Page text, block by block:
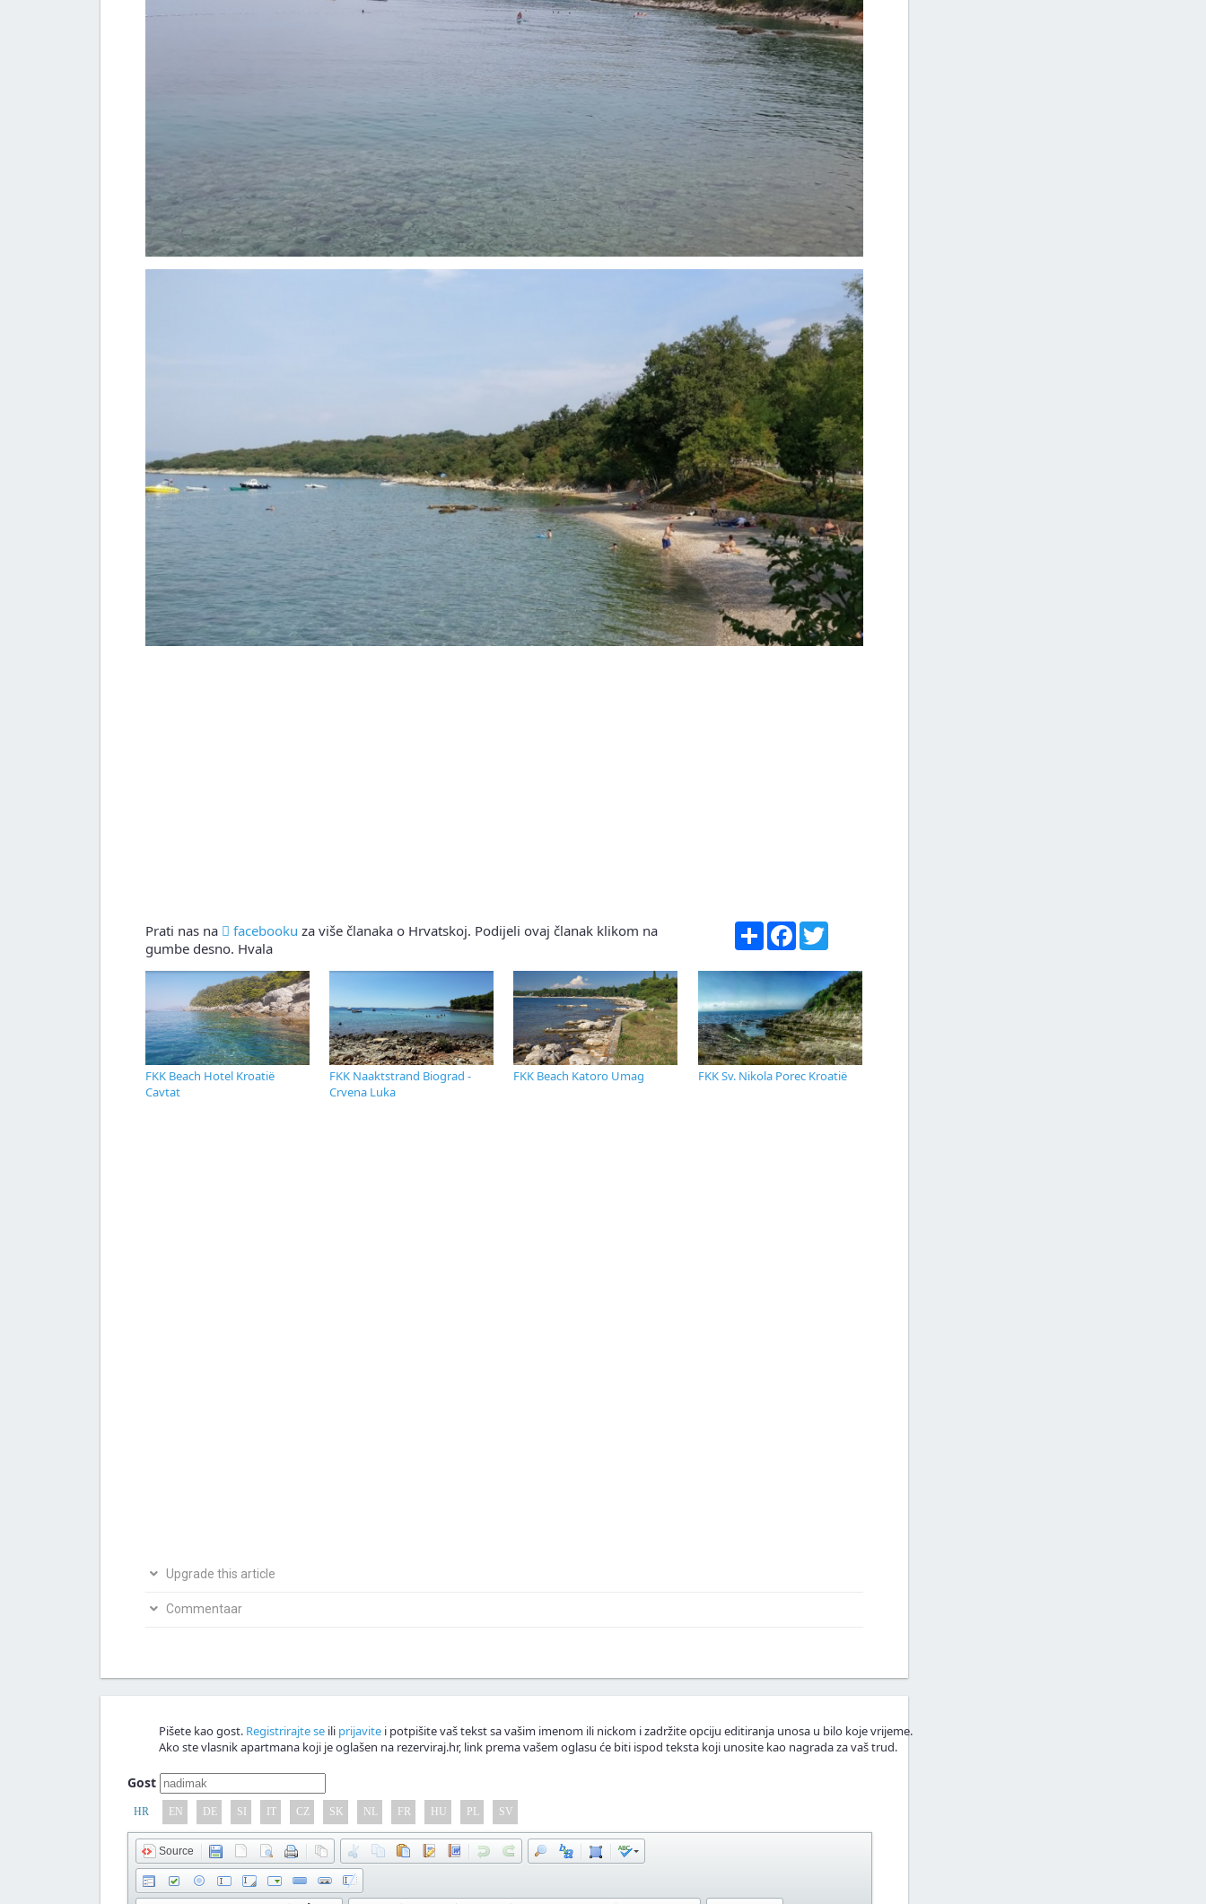
Prati nas na facebooku za više članaka o Hrvatskoj. Podijeli ovaj članak klikom na
gumbe desno. Hvala
Share Facebook
FKK Beach Hotel Kroatië
Cavtat
FKK Naaktstrand Biograd -
Crvena Luka
FKK Beach Katoro Umag FKK Sv. Nikola Porec Kroatië
Upgrade this article
Bio si na ovom mjestu? Podijeli s nama svoja iskustva ili fotografije.
Commentaar
Pišete kao gost. Registrirajte se ili prijavite i potpišite vaš tekst sa vašim imenom ili nickom i zadržite opciju editiranja unosa u bilo koje vrijeme.
Ako ste vlasnik apartmana koji je oglašen na rezerviraj.hr, link prema vašem oglasu će biti ispod teksta koji unosite kao nagrada za vaš trud.
Gost
HR EN DE SI IT CZ SK NL FR HU PL SV
Source